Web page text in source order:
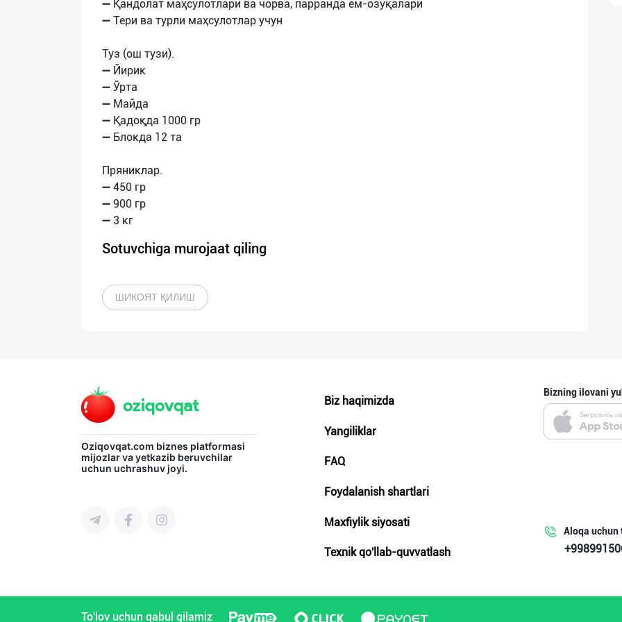
➖ Қандолат маҳсулотлари ва чорва, парранда ем-озуқалари
➖ Тери ва турли маҳсулотлар учун
Туз (ош тузи).
➖ Йирик
➖ Ўрта
➖ Майда
➖ Қадоқда 1000 гр
➖ Блокда 12 та
Пряниклар.
➖ 450 гр
➖ 900 гр
Sotuvchiga murojaat qiling
ШИКОЯТ ҚИЛИШ
Oziqovqat.com biznes platformasi
mijozlar va yetkazib beruvchilar
uchun uchrashuv joyi.
Biz haqimizda
Yangiliklar
FAQ
Foydalanish shartlari
Maxfiylik siyosati
Texnik qo'llab-quvvatlash
Bizning ilovani
Aloqa uchun
To'lov uchun qabul qilamiz